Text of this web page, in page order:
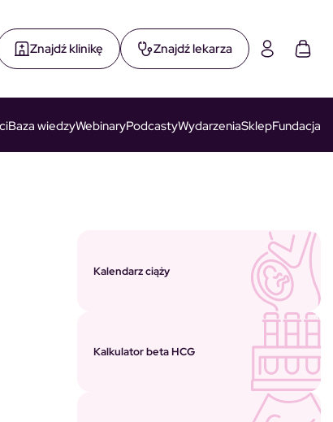
Znajdź klinikę Znajdź lekarza
Baza wiedzyWebinaryPodcastyWydarzeniaSklepFundacja
Kalendarz ciąży
Kalkulator beta HCG